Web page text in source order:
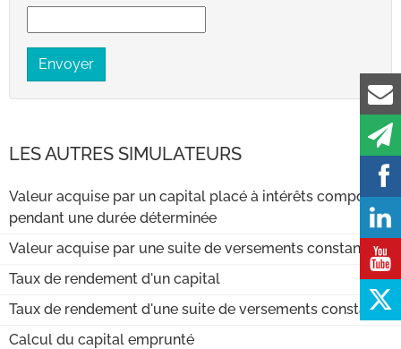
Envoyer
LES AUTRES SIMULATEURS
Valeur acquise par un capital placé à intérêts composés
pendant une durée déterminée
Valeur acquise par une suite de versements constants
Taux de rendement d'un capital
Taux de rendement d'une suite de versements constants
Calcul du capital emprunté